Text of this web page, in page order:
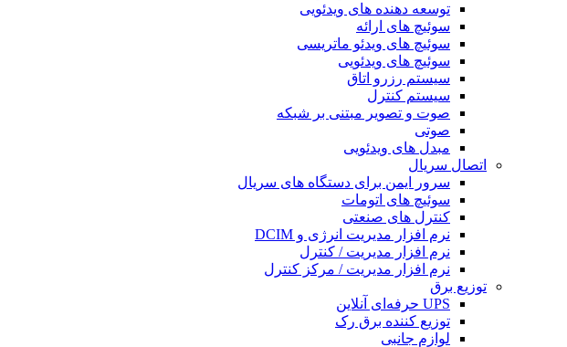
توسعه دهنده های ویدئویی
سوئیچ های ارائه
سوئیچ های‌ ویدئو ماتریسی
سوئیچ های ویدئویی
سیستم رزرو اتاق
سیستم کنترل
صوت و تصویر مبتنی بر شبکه
صوتی
مبدل های ویدئویی
اتصال سریال
سرور ایمن برای دستگاه های سریال
سوئیچ های اتومات
کنترل های صنعتی
نرم افزار مدیریت انرژی و DCIM
نرم افزار مدیریت / کنترل
نرم افزار مدیریت / مرکز کنترل
توزیع برق
UPS حرفه‌ای آنلاین
توزیع کننده برق رک
لوازم جانبی